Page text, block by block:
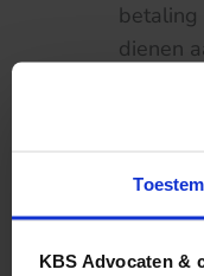
KBS Advocaten &
betaling
dienen